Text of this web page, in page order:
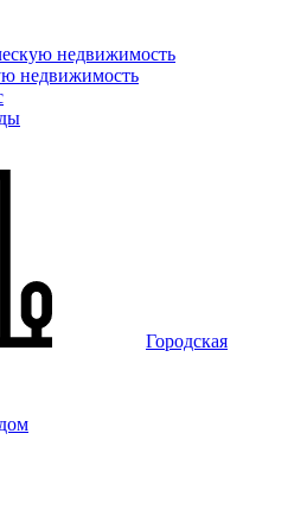
недвижимость
недвижимость
Городская